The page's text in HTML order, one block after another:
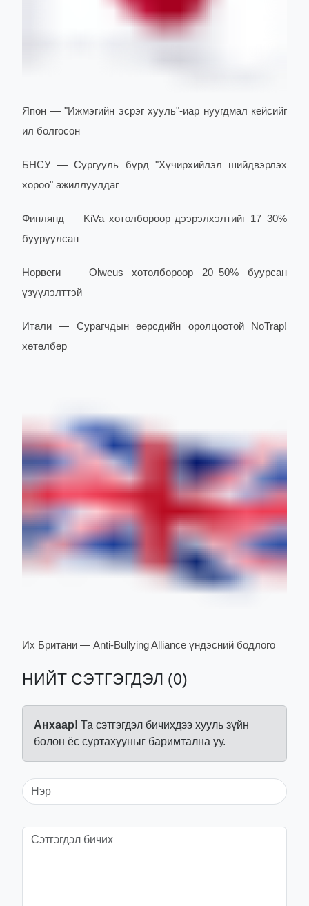
Япон — "Ижмэгийн эсрэг хууль"-иар нуугдмал кейсийг
ил болгосон
БНСУ — Сургууль бүрд "Хүчирхийлэл шийдвэрлэх
хороо" ажиллуулдаг
Финлянд — KiVa хөтөлбөрөөр дээрэлхэлтийг 17–30%
бууруулсан
Норвеги — Olweus хөтөлбөрөөр 20–50% буурсан
үзүүлэлттэй
Итали — Сурагчдын өөрсдийн оролцоотой NoTrap!
хөтөлбөр
Их Британи — Anti-Bullying Alliance үндэсний бодлого
НИЙТ СЭТГЭГДЭЛ (0)
Анхаар! Та сэтгэгдэл бичихдээ хууль зүйн
болон ёс суртахууныг баримтална уу.